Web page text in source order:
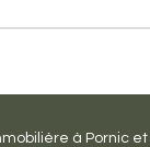
à Pornic et